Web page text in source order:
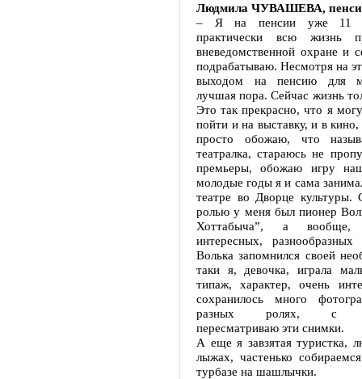
Людмила ЧУВАШЕВА,
– Я на пенсии уже 11
практически всю жизнь
вневедомственной охране и
подрабатываю. Несмотря на
выходом на пенсию для
лучшая пора. Сейчас жизнь
Это так прекрасно, что я
пойти и на выставку, и в кино,
просто обожаю, что
театралка, стараюсь не
премьеры, обожаю игру
молодые годы я и сама
театре во Дворце
ролью у меня был пионер
Хоттабыча”, а
интересных,
Волька запомнился своей
таки я, девочка, играла
типаж, характер, очень
сохранилось много
разных ролях, с
пересматриваю эти снимки.
А еще я завзятая туристка,
лыжах, частенько
турбазе на шашлычки.